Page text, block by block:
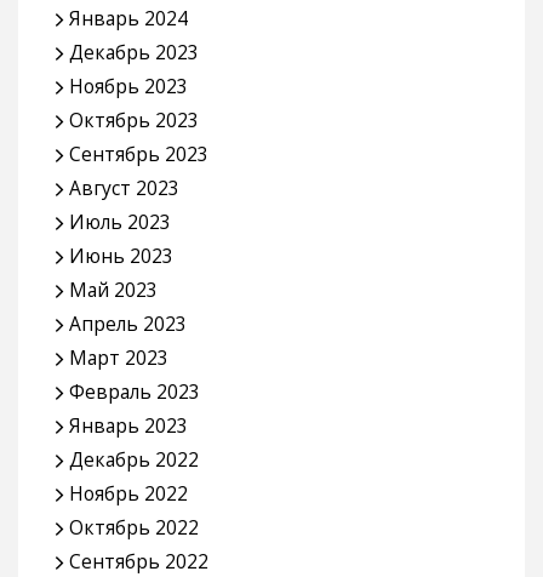
Январь 2024
Декабрь 2023
Ноябрь 2023
Октябрь 2023
Сентябрь 2023
Август 2023
Июль 2023
Июнь 2023
Май 2023
Апрель 2023
Март 2023
Февраль 2023
Январь 2023
Декабрь 2022
Ноябрь 2022
Октябрь 2022
Сентябрь 2022